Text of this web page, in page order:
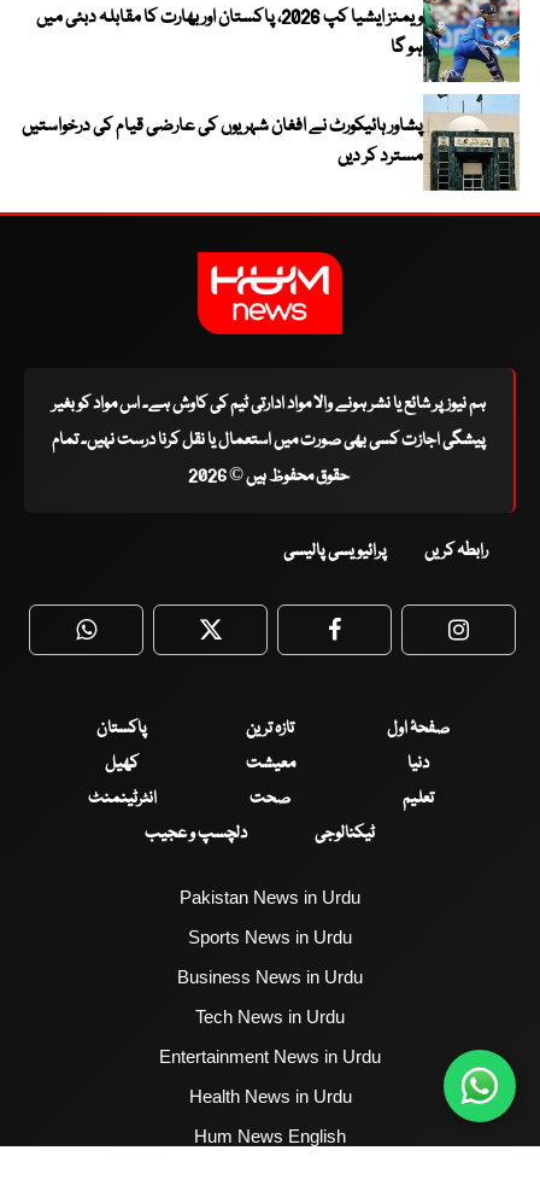
ویمنز ایشیا کپ 2026، پاکستان اور بھارت کا مقابلہ دبئی میں
ہو گا
پشاور ہائیکورٹ نے افغان شہریوں کی عارضی قیام کی درخواستیں
مسترد کر دیں
ہم نیوز پر شائع یا نشر ہونے والا مواد ادارتی ٹیم کی کاوش ہے۔ اس مواد کو بغیر
پیشگی اجازت کسی بھی صورت میں استعمال یا نقل کرنا درست نہیں۔ تمام
حقوق محفوظ ہیں © 2026
رابطہ کریں پرائیویسی پالیسی
WhatsApp Twitter Facebook
صفحۂ اول تازہ ترین
پاکستان
دنیا
معیشت
کھیل
تعلیم
صحت
انٹرٹینمنٹ
ٹیکنالوجی
دلچسپ و عجیب
Pakistan News in Urdu
Sports News in Urdu
Business News in Urdu
Tech News in Urdu
Entertainment News in Urdu
Health News in Urdu
Hum News English